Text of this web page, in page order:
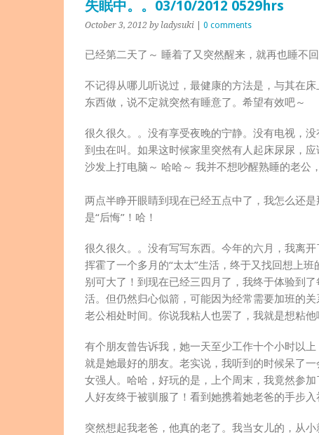
失眠中。。03/10/2012 0529hrs
October 3, 2012 by ladysuki 0 comments
已经第二天了～ 睡着了又突然醒来，就再也睡不回
不记得从哪儿听说过，最健康的方法是，与其在
东西做，说不定就突然有睡意了。希望有效吧～
很久很久。。没有享受夜晚的宁静。没有电视，
到虫在叫。如果这时候家里突然有人起床尿尿，
沙发上打电脑～ 哈哈～ 我并不想吵醒熟睡的老公
两点半睁开眼睛到现在已经五点中了，我怎么还
是“后悔”！哈！
很久很久。。没有写写东西。今年的六月，我离
挥霍了一个多月的“太太”生活，终于又找回想上
别可大了！到现在已经三四月了，我终于体验到
活。但仍然归心似箭，可能因为经常需要加班的
老公相处时间。你说我粘人也罢了，我就是想粘他
有个朋友曾告诉我，她一天至少工作十个小时以
就是她最好的朋友。老实说，我听到的时候呆了
女强人。哈哈，好玩的是，上个周末，我竟然参
人好友终于被驯服了！看到她携着她老爸的手步入
突然想起我老爸，他真的老了。我当女儿的，从